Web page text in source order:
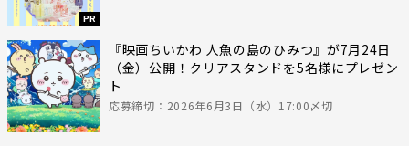
PR
『映画ちいかわ 人魚の島のひみつ』が7月24日
（金）公開！クリアスタンドを5名様にプレゼン
ト
応募締切：2026年6月3日（水）17:00〆切